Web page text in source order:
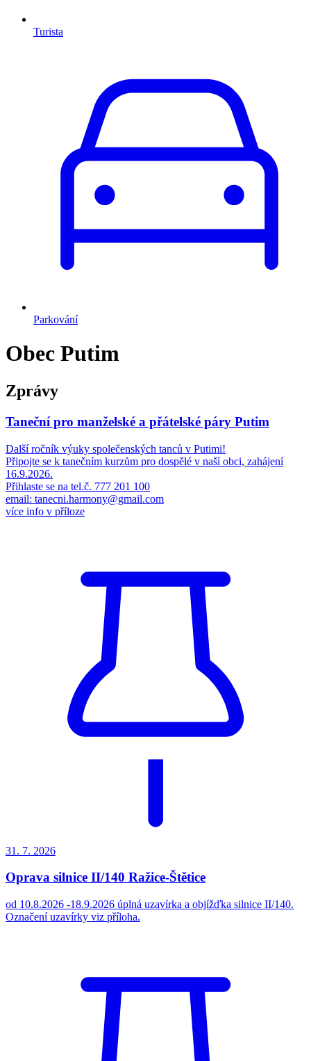
Turista
Parkování
Obec Putim
Zprávy
Taneční pro manželské a přátelské páry Putim
Další ročník výuky společenských tanců v Putimi!
Připojte se k tanečním kurzům pro dospělé v naší obci, zahájení
16.9.2026.
Přihlaste se na tel.č. 777 201 100
email: tanecni.harmony@gmail.com
více info v příloze
31. 7. 2026
Oprava silnice II/140 Ražice-Štětice
od 10.8.2026 -18.9.2026 úplná uzavírka a objížďka silnice II/140.
Označení uzavírky viz příloha.